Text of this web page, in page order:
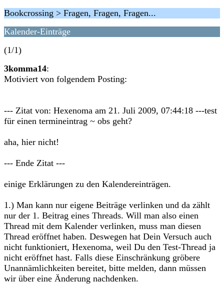
Bookcrossing > Fragen, Fragen, Fragen...
Kalender-Einträge
(1/1)
3komma14:
Motiviert von folgendem Posting:
--- Zitat von: Hexenoma am 21. Juli 2009, 07:44:18 ---test
für einen termineintrag ~ obs geht?
aha, hier nicht!
--- Ende Zitat ---
einige Erklärungen zu den Kalendereinträgen.
1.) Man kann nur eigene Beiträge verlinken und da zählt
nur der 1. Beitrag eines Threads. Will man also einen
Thread mit dem Kalender verlinken, muss man diesen
Thread eröffnet haben. Deswegen hat Dein Versuch auch
nicht funktioniert, Hexenoma, weil Du den Test-Thread ja
nicht eröffnet hast. Falls diese Einschränkung gröbere
Unannämlichkeiten bereitet, bitte melden, dann müssen
wir über eine Änderung nachdenken.